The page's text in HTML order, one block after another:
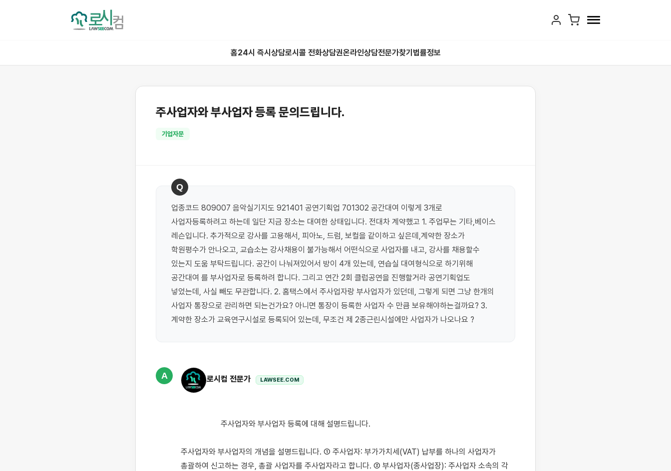
홈24시 즉시상담로시콜 전화상담권온라인상담전문가찾기 법률정보
주사업자와 부사업자 등록 문의드립니다.
기업자문
Q
업종코드 809007 음악실기지도 921401 공연기획업 701302 공간대여 이렇게 3개로
사업자등록하려고 하는데 일단 지금 장소는 대여한 상태입니다. 전대차 계약했고 1. 주업무는 기타,베이스
레슨입니다. 추가적으로 강사를 고용해서, 피아노, 드럼, 보컬을 같이하고 싶은데,계약한 장소가
학원평수가 안나오고, 교습소는 강사채용이 불가능해서 어떤식으로 사업자를 내고, 강사를 채용할수
있는지 도움 부탁드립니다. 공간이 나눠져있어서 방이 4개 있는데, 연습실 대여형식으로 하기위해
공간대여 를 부사업자로 등록하려 합니다. 그리고 연간 2회 클럽공연을 진행할거라 공연기획업도
넣었는데, 사실 빼도 무관합니다. 2. 홈택스에서 주사업자랑 부사업자가 있던데, 그렇게 되면 그냥 한개의
사업자 통장으로 관리하면 되는건가요? 아니면 통장이 등록한 사업자 수 만큼 보유해야하는걸까요? 3.
계약한 장소가 교육연구시설로 등록되어 있는데, 무조건 제 2종근린시설에만 사업자가 나오나요 ?
A 로시컴 전문가 LAWSEE.COM
주사업자와 부사업자의 개념을 설명드립니다. ① 주사업자: 부가가치세(VAT) 납부를 하나의 사업자가
총괄하여 신고하는 경우, 총괄 사업자를 주사업자라고 합니다. ② 부사업자(종사업장): 주사업자 소속의 각